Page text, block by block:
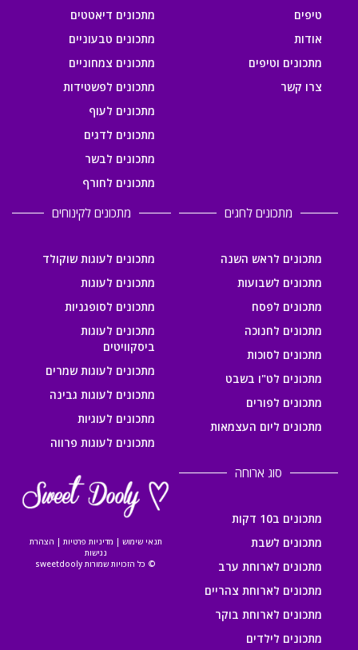
טיפים
אודות
מתכונים וטיפים
צרו קשר
מתכונים דיאטטים
מתכונים טבעוניים
מתכונים צמחוניים
מתכונים לפשטידות
מתכונים לעוף
מתכונים לדגים
מתכונים לבשר
מתכונים לחורף
מתכונים לחגים
מתכונים לראש השנה
מתכונים לשבועות
מתכונים לפסח
מתכונים לחנוכה
מתכונים לסוכות
מתכונים לט"ו בשבט
מתכונים לפורים
מתכונים ליום העצמאות
מתכונים לקינוחים
מתכונים לעוגות שוקולד
מתכונים לעוגות
מתכונים לסופגניות
מתכונים לעוגות
ביסקוויטים
מתכונים לעוגות שמרים
מתכונים לעוגות גבינה
מתכונים לעוגיות
מתכונים לעוגות פרווה
סוג ארוחה
מתכונים ב10 דקות
מתכונים לשבת
מתכונים לארוחת ערב
מתכונים לארוחת צהריים
מתכונים לארוחת בוקר
מתכונים לילדים
תנאי שימוש | מדיניות פרטיות | הצהרת
נגישות
© כל הזכויות שמורות sweetdooly